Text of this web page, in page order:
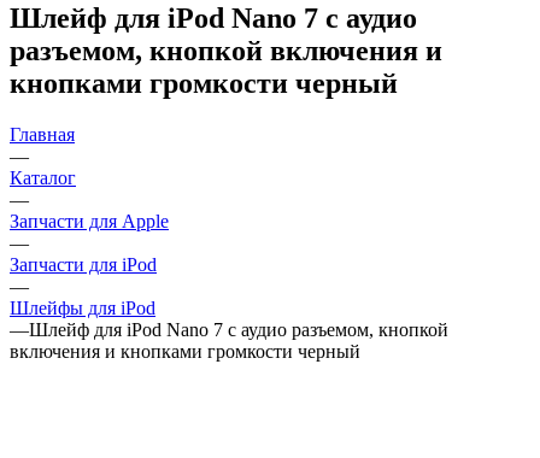
Шлейф для iPod Nano 7 с аудио
разъемом, кнопкой включения и
кнопками громкости черный
Главная
—
Каталог
—
Запчасти для Apple
—
Запчасти для iPod
—
Шлейфы для iPod
—Шлейф для iPod Nano 7 с аудио разъемом, кнопкой
включения и кнопками громкости черный